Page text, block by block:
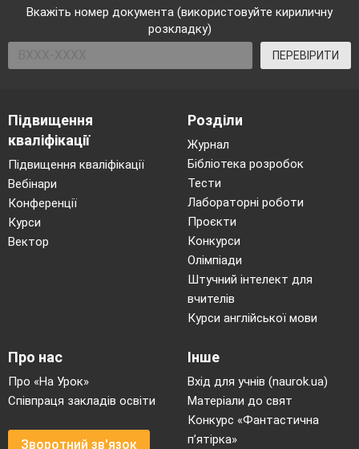
Вкажіть номер документа (використовуйте кириличну
розкладку)
ПЕРЕВІРИТИ
Підвищення
кваліфікації
Підвищення кваліфікації
Вебінари
Конференції
Курси
Вектор
Розділи
Журнал
Бібліотека розробок
Тести
Лабораторні роботи
Проєкти
Конкурси
Олімпіади
Штучний інтелект для
вчителів
Курси англійської мови
Про нас
Про «На Урок»
Співпраця закладів освіти
Зворотний зв'язок
Інше
Вхід для учнів (naurok.ua)
Матеріали до свят
Конкурс «Фантастична
п’ятірка»